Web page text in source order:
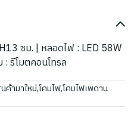
ซม. | หลอดไฟ : LED 58W
รีโมตคอนโทรล
ค้ามาใหม่,โคมไฟ,โคมไฟเพดาน